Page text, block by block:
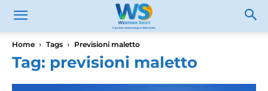
Home Tags Previsioni maletto
Tag: previsioni maletto